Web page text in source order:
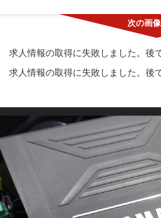
求人情報の取得に失敗しました。後
求人情報の取得に失敗しました。後